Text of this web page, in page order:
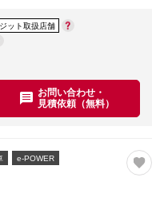
ット取扱店舗
お問い合わせ・
見積依頼（無料）
e-POWER